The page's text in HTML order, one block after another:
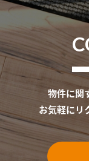
物件に関
お気軽にリ